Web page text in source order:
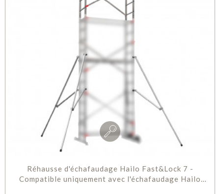
Réhausse d'échafaudage Hailo Fast&Lock 7 -
Compatible uniquement avec l'échafaudage Hailo